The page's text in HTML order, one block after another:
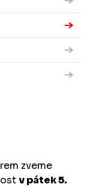
zveme
v pátek 5.